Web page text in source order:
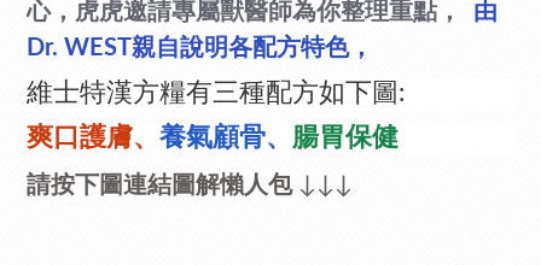
心，虎虎邀請專屬獸醫師為你整理重點， 由
Dr. WEST親自說明各配方特色，
維士特漢方糧有三種配方如下圖:
爽口護膚、 養氣顧骨、 腸胃保健
請按下圖連結圖解懶人包 ↓↓↓